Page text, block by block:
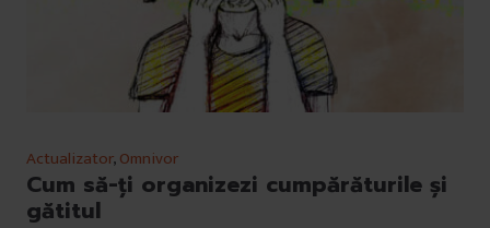
Actualizator,Omnivor
Cum să-ți organizezi cumpărăturile și
gătitul